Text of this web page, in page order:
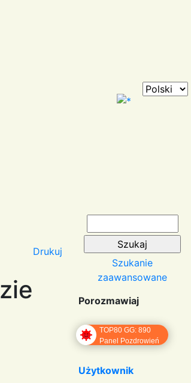
Drukuj
Szukanie
zaawansowane
Porozmawiaj
TOP80 GG: 890
Panel Pozdrowień
Użytkownik